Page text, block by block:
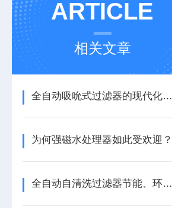
ARTICLE
相关文章
全自动吸吮式过滤器的现代化设计
为何强磁水处理器如此受欢迎？
全自动自清洗过滤器节能、环保俩不误